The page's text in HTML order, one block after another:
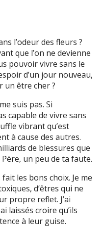
l’odeur des fleurs ?
que l’on ne devienne
pouvoir vivre sans le
d’un jour nouveau,
un être cher ?
suis pas. Si
capable de vivre sans
vibrant qu’est
à cause des autres.
de blessures que
Père, un peu de ta faute.
fait les bons choix. Je me
d’êtres qui ne
propre reflet. J’ai
laissés croire qu’ils
à leur guise.